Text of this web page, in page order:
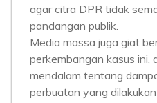
agar citra DPR tidak
pandangan publik.
Media massa juga giat
perkembangan kasus ini,
mendalam tentang
perbuatan yang